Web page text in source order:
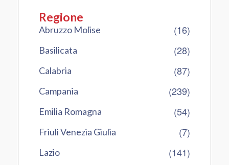
Regione
Abruzzo Molise (16)
Basilicata (28)
Calabria (87)
Campania (239)
Emilia Romagna (54)
Friuli Venezia Giulia (7)
Lazio (141)